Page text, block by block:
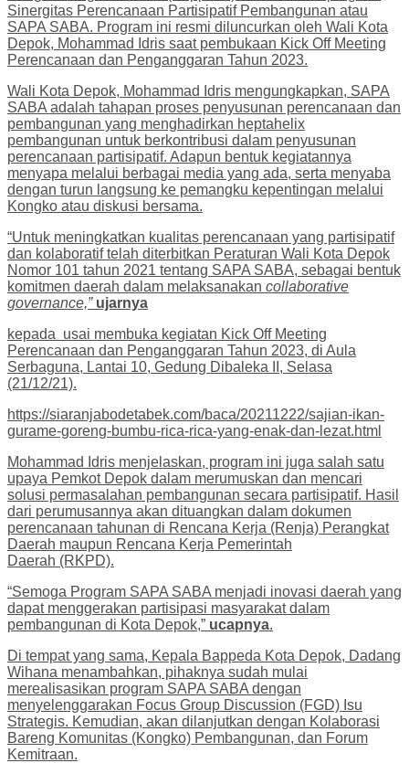
Sinergitas Perencanaan Partisipatif Pembangunan atau
SAPA SABA. Program ini resmi diluncurkan oleh Wali Kota
Depok, Mohammad Idris saat pembukaan Kick Off Meeting
Perencanaan dan Penganggaran Tahun 2023.
Wali Kota Depok, Mohammad Idris mengungkapkan, SAPA
SABA adalah tahapan proses penyusunan perencanaan dan
pembangunan yang menghadirkan heptahelix
pembangunan untuk berkontribusi dalam penyusunan
perencanaan partisipatif. Adapun bentuk kegiatannya
menyapa melalui berbagai media yang ada, serta menyaba
dengan turun langsung ke pemangku kepentingan melalui
Kongko atau diskusi bersama.
“Untuk meningkatkan kualitas perencanaan yang partisipatif
dan kolaboratif telah diterbitkan Peraturan Wali Kota Depok
Nomor 101 tahun 2021 tentang SAPA SABA, sebagai bentuk
komitmen daerah dalam melaksanakan collaborative
governance,”ujarnya
kepada usai membuka kegiatan Kick Off Meeting
Perencanaan dan Penganggaran Tahun 2023, di Aula
Serbaguna, Lantai 10, Gedung Dibaleka II, Selasa
(21/12/21).
https://siaranjabodetabek.com/baca/20211222/sajian-ikan-
gurame-goreng-bumbu-rica-rica-yang-enak-dan-lezat.html
Mohammad Idris menjelaskan, program ini juga salah satu
upaya Pemkot Depok dalam merumuskan dan mencari
solusi permasalahan pembangunan secara partisipatif. Hasil
dari perumusannya akan dituangkan dalam dokumen
perencanaan tahunan di Rencana Kerja (Renja) Perangkat
Daerah maupun Rencana Kerja Pemerintah
Daerah (RKPD).
“Semoga Program SAPA SABA menjadi inovasi daerah yang
dapat menggerakan partisipasi masyarakat dalam
pembangunan di Kota Depok,” ucapnya.
Di tempat yang sama, Kepala Bappeda Kota Depok, Dadang
Wihana menambahkan, pihaknya sudah mulai
merealisasikan program SAPA SABA dengan
menyelenggarakan Focus Group Discussion (FGD) Isu
Strategis. Kemudian, akan dilanjutkan dengan Kolaborasi
Bareng Komunitas (Kongko) Pembangunan, dan Forum
Kemitraan.